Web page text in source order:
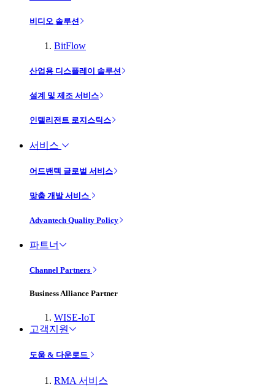
비디오 솔루션
BitFlow
산업용 디스플레이 솔루션
설계 및 제조 서비스
인텔리전트 로지스틱스
서비스
어드밴텍 글로벌 서비스
맞춤 개발 서비스
Advantech Quality Policy
파트너
Channel Partners
Business Alliance Partner
WISE-IoT
고객지원
도움 & 다운로드
RMA 서비스